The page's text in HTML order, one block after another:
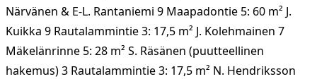
Närvänen & E-L. Rantaniemi 9 Maapadontie 5: 60 m² J.
Kuikka 9 Rautalammintie 3: 17,5 m² J. Kolehmainen 7
Mäkelänrinne 5: 28 m² S. Räsänen (puutteellinen
hakemus) 3 Rautalammintie 3: 17,5 m² N. Hendriksson